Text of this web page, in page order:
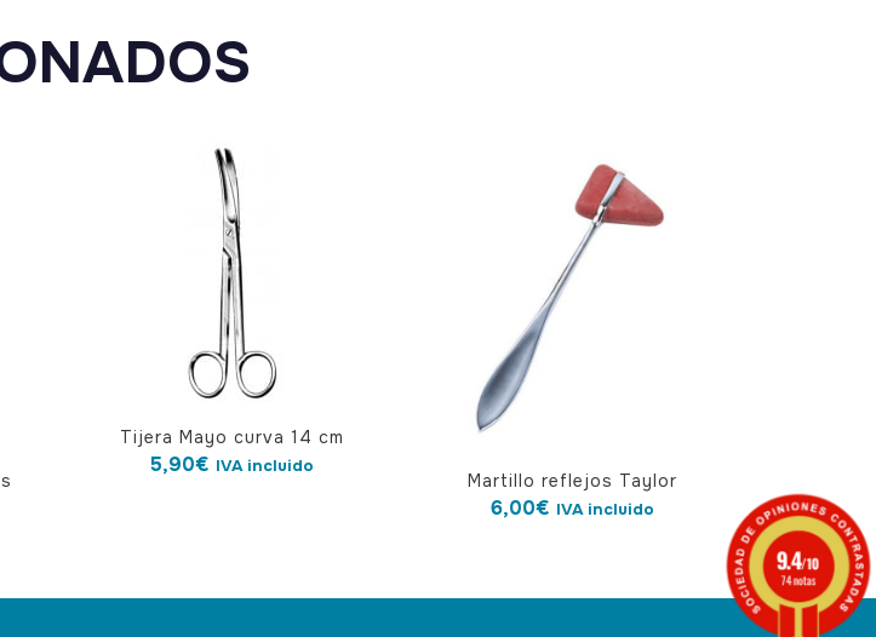
Tijera Mayo curva 14 cm
5,90€ IVA incluido
Martillo reflejos Taylor
6,00€ IVA incluido
9.4/10
74 notas